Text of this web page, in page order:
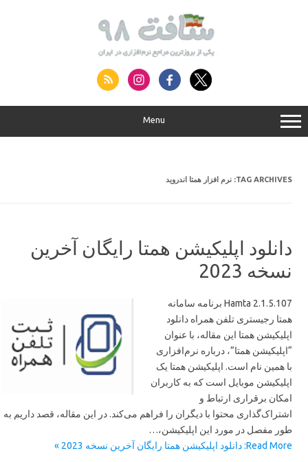
Menu
TAG ARCHIVES: نرم افزار همتا اندروید
دانلود اپلیکیشن همتا رایگان آخرین
نسخه 2023
Hamta 2.1.5.107 برنامه سامانه
همتا رجیستری تلفن همراه دانلود
اپلیکیشن همتا این مقاله، با عنوان
“اپلیکیشن همتا”، درباره نرم‌افزاری
با همین نام است. اپلیکیشن همتا یک
اپلیکیشن موبایل است که به کاربران
امکان برقراری ارتباط و
اشتراک‌گذاری محتوا با دیگران را فراهم می‌کند. در این مقاله، قصد داریم به
طور مفصل در مورد این اپلیکیشن،…
Read More: دانلود اپلیکیشن همتا رایگان آخرین نسخه 2023 »